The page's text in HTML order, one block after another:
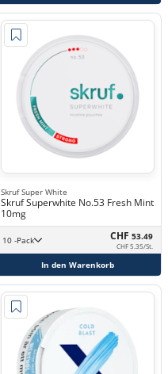
Skruf Super White
Skruf Superwhite No.53 Fresh Mint
10mg
10 -Pack CHF 53.49
CHF 5.35/St.
In den Warenkorb